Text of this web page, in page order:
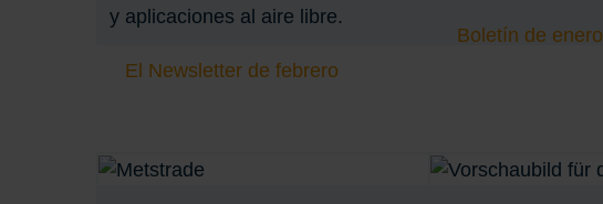
y aplicaciones al aire libre.
El Newsletter de febrero
Boletín de enero